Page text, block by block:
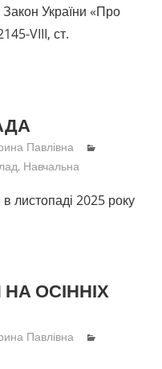
України «Про
VIII, ст.
Павлівна
, Навчальна
листопаді 2025 року
ОСІННІХ
Павлівна